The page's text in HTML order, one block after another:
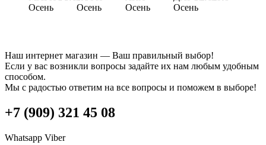
Осень
Осень
Осень
Осень
Наш интернет магазин — Ваш правильный выбор!
Если у вас возникли вопросы задайте их нам любым удобным
способом.
Мы с радостью ответим на все вопросы и поможем в выборе!
+7 (909) 321 45 08
Whatsapp Viber